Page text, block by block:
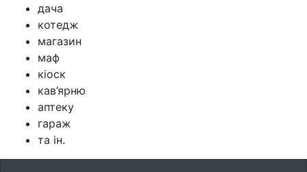
дача
котедж
магазин
маф
кіоск
кав’ярню
аптеку
гараж
та ін.